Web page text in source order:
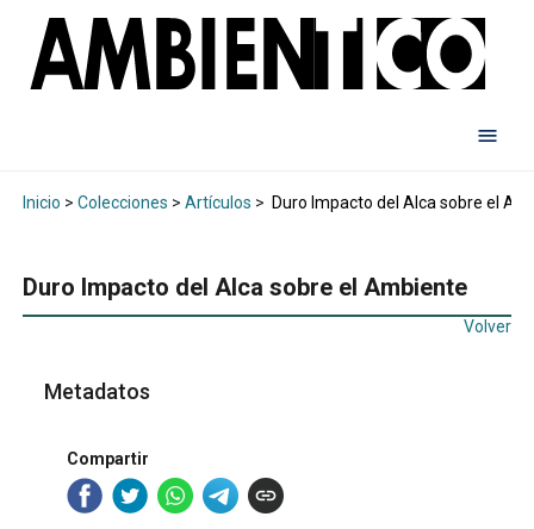
Inicio > Colecciones > Artículos > Duro Impacto del Alca sobre el
Duro Impacto del Alca sobre el Ambiente
Volver
Metadatos
Compartir